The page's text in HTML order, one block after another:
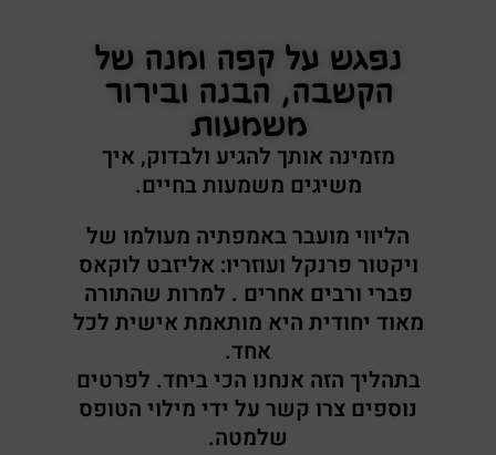
נפגש על קפה ומנה של
הקשבה, הבנה ובירור
משמעות
מזמינה אותך להגיע ולבדוק, איך
משיגים משמעות בחיים.
הליווי מועבר באמפתיה מעולמו של
ויקטור פרנקל ועוזריו: אליזבט לוקאס
פברי ורבים אחרים . למרות שהתורה
מאוד יחודית היא מותאמת אישית לכל
אחד.
בתהליך הזה אנחנו הכי ביחד. לפרטים
נוספים צרו קשר על ידי מילוי הטופס
שלמטה.